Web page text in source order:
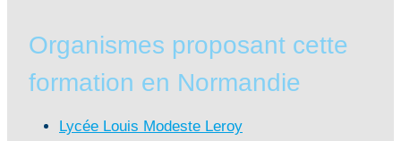
Organismes proposant cette
formation en Normandie
Lycée Louis Modeste Leroy